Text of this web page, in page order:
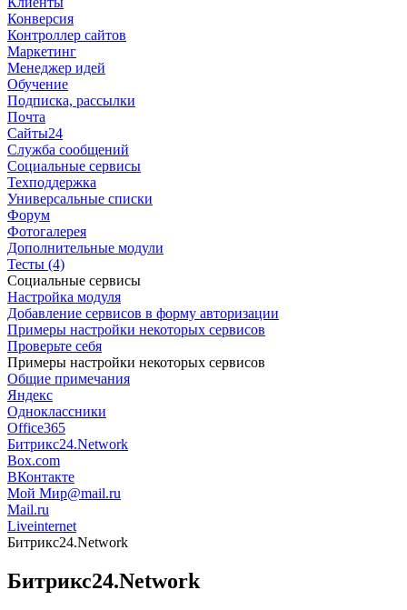
Конверсия
Контроллер сайтов
Маркетинг
Менеджер идей
Обучение
Подписка, рассылки
Почта
Сайты24
Служба сообщений
Социальные сервисы
Техподдержка
Универсальные списки
Форум
Фотогалерея
Дополнительные модули
Тесты (4)
Социальные сервисы
Настройка модуля
Добавление сервисов в форму авторизации
Примеры настройки некоторых сервисов
Проверьте себя
Примеры настройки некоторых сервисов
Общие примечания
Яндекс
Одноклассники
Office365
Битрикс24.Network
Box.com
ВКонтакте
Мой Мир@mail.ru
Mail.ru
Liveinternet
Битрикс24.Network
Битрикс24.Network